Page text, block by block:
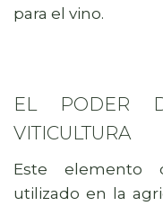
para el vino.
EL PODER
VITICULTURA
Este elemento
utilizado en la